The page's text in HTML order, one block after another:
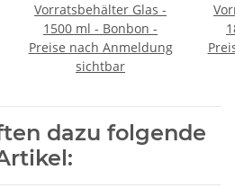
Vorratsbehälter Glas -
1500 ml - Bonbon -
Preise nach Anmeldung
sichtbar
dazu folgende